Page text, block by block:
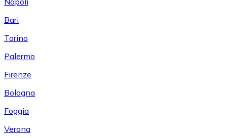
Bari
Torino
Palermo
Firenze
Bologna
Foggia
Verona